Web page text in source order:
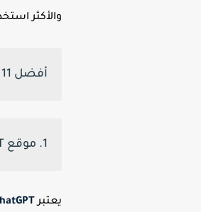
والأكثر استخدامًا في 2025 ومش بس مجانية لأ دي مواقع
أفضل 11 مواقع الذكاء الاصطناعي المجانية 2025
1. موقع ChatGPT – الأفضل في الكتابة وتوليد المحتوى
يعتبر